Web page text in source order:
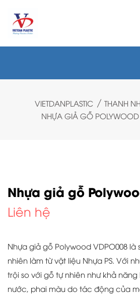
VIETDANPLASTIC
THANH
NHỰA GIẢ GỖ
Nhựa giả gỗ
Liên hệ
Nhựa giả gỗ Polywood VDPO008
nhiên làm từ vật liệu Nhựa PS. Với
trội so với gỗ tự nhiên như khả năng
nước, phai màu do tác động của